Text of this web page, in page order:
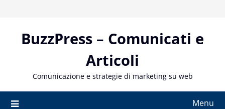
contentBuzzPress – Comunicati e
Articoli
Comunicazione e strategie di marketing su web
Menu